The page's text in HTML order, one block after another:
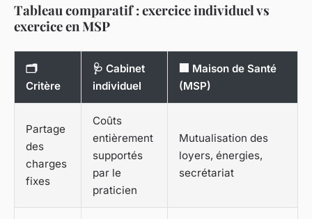
Tableau comparatif : exercice individuel vs
exercice en MSP
🗂️
Critère
🩺 Cabinet
individuel
🏢 Maison de Santé
(MSP)
Partage
des
charges
fixes
Coûts
entièrement
supportés
par le
praticien
Mutualisation des
loyers, énergies,
secrétariat